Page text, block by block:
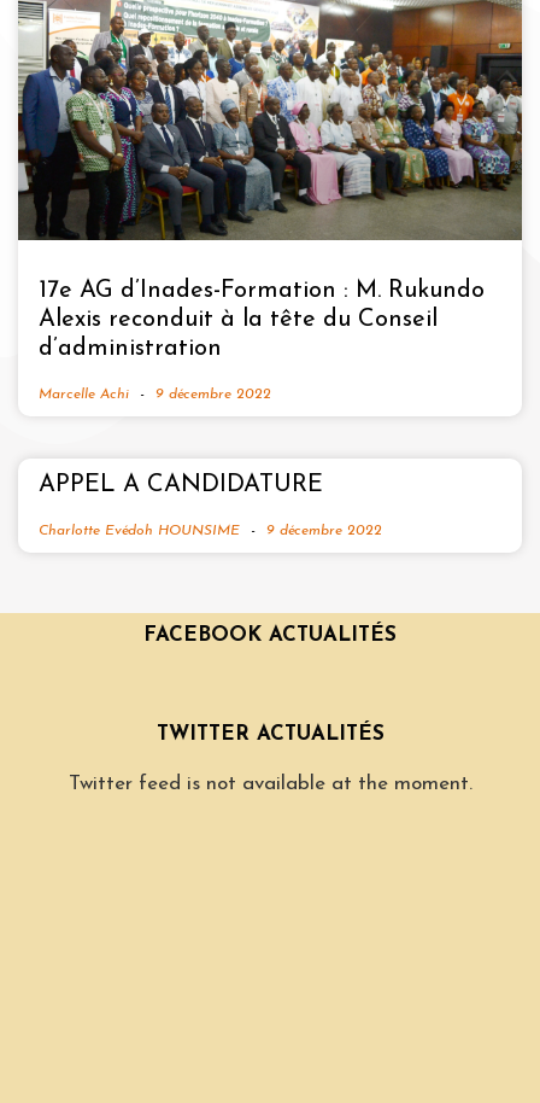
17e AG d’Inades-Formation : M. Rukundo
Alexis reconduit à la tête du Conseil
d’administration
Marcelle Achi 9 décembre 2022
APPEL A CANDIDATURE
Charlotte Evédoh HOUNSIME 9 décembre 2022
FACEBOOK ACTUALITÉS
TWITTER ACTUALITÉS
Twitter feed is not available at the moment.